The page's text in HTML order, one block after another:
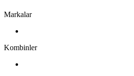
Markalar
Kombinler